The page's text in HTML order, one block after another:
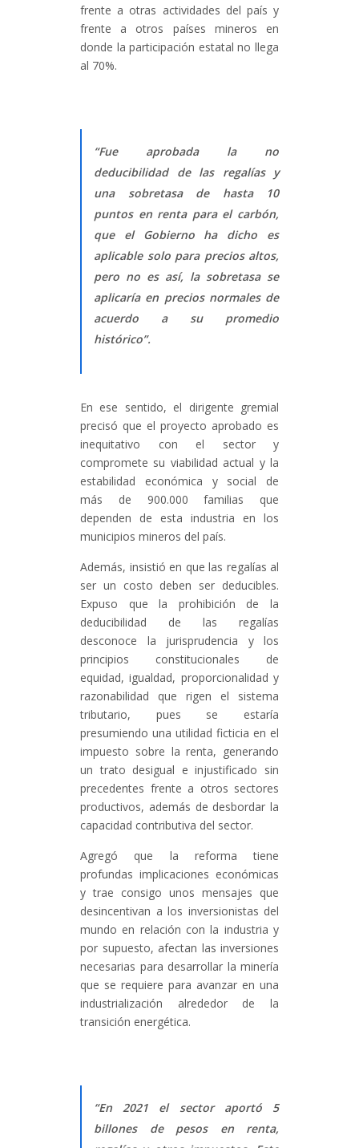
frente a otras actividades del país y
frente a otros países mineros en
donde la participación estatal no llega
al 70%.
“Fue aprobada la no
deducibilidad de las regalías y
una sobretasa de hasta 10
puntos en renta para el carbón,
que el Gobierno ha dicho es
aplicable solo para precios altos,
pero no es así, la sobretasa se
aplicaría en precios normales de
acuerdo a su promedio
histórico”.
En ese sentido, el dirigente gremial
precisó que el proyecto aprobado es
inequitativo con el sector y
compromete su viabilidad actual y la
estabilidad económica y social de
más de 900.000 familias que
dependen de esta industria en los
municipios mineros del país.
Además, insistió en que las regalías al
ser un costo deben ser deducibles.
Expuso que la prohibición de la
deducibilidad de las regalías
desconoce la jurisprudencia y los
principios constitucionales de
equidad, igualdad, proporcionalidad y
razonabilidad que rigen el sistema
tributario, pues se estaría
presumiendo una utilidad ficticia en el
impuesto sobre la renta, generando
un trato desigual e injustificado sin
precedentes frente a otros sectores
productivos, además de desbordar la
capacidad contributiva del sector.
Agregó que la reforma tiene
profundas implicaciones económicas
y trae consigo unos mensajes que
desincentivan a los inversionistas del
mundo en relación con la industria y
por supuesto, afectan las inversiones
necesarias para desarrollar la minería
que se requiere para avanzar en una
industrialización alrededor de la
transición energética.
“En 2021 el sector aportó 5
billones de pesos en renta,